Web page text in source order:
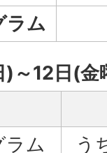
ム
～12日(金
ラム
う